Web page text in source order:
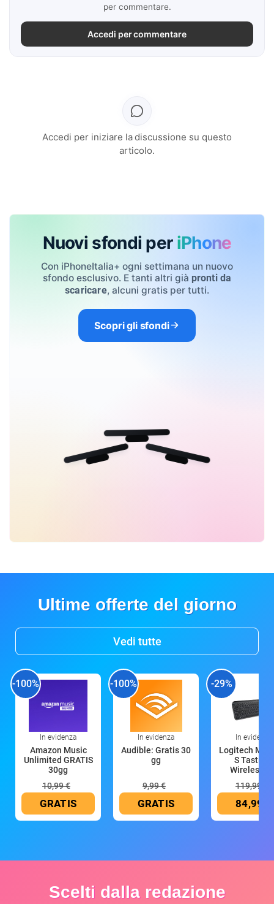
per commentare.
Accedi per commentare
Accedi per iniziare la discussione su questo
articolo.
Nuovi sfondi per iPhone
Con iPhoneItalia+ ogni settimana un nuovo
sfondo esclusivo. E tanti altri già pronti da
scaricare, alcuni gratis per tutti.
Scopri gli sfondi
Ultime offerte del giorno
Vedi tutte
-100%
In evidenza
Amazon Music
Unlimited GRATIS
30gg
10,99 €
GRATIS
-100%
In evidenza
Audible: Gratis 30
gg
9,99 €
GRATIS
-29%
In evidenza
Logitech MX
S Tastiera
Wireless
119,99 €
84,99 €
Scelti dalla redazione